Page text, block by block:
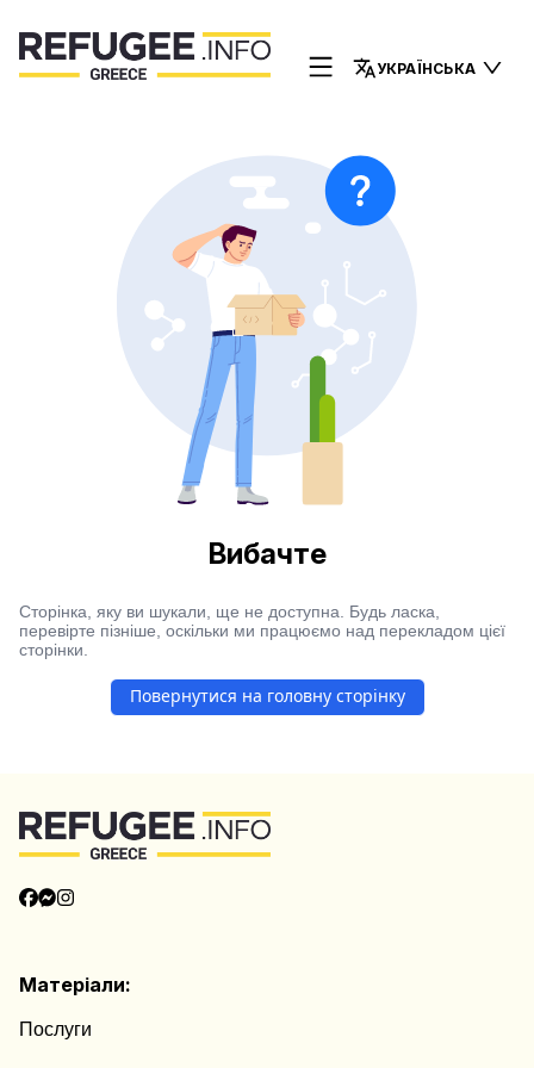
УКРАЇНСЬКА
Вибачте
Сторінка, яку ви шукали, ще не доступна. Будь ласка,
перевірте пізніше, оскільки ми працюємо над перекладом цієї
сторінки.
Повернутися на головну сторінку
Матеріали:
Послуги